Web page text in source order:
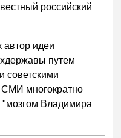
российский
автор идеи
путем
советскими
СМИ многократно
"мозгом Владимира